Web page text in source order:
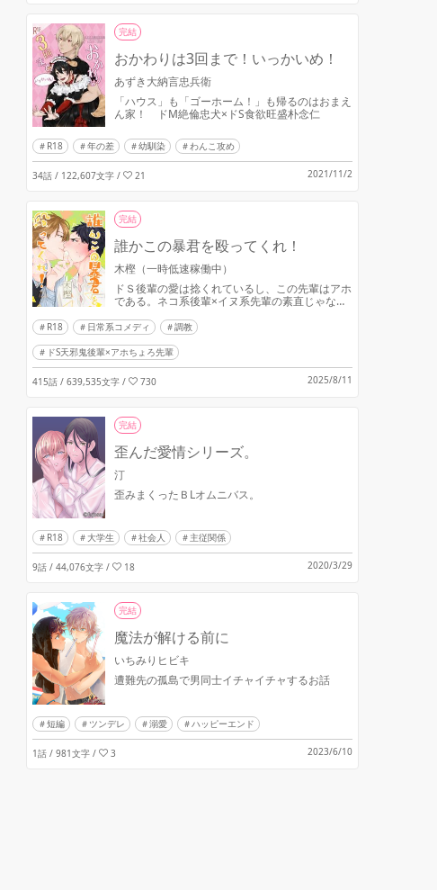
完結
おかわりは3回まで！いっかいめ！
あずき大納言忠兵衛
「ハウス」も「ゴーホーム！」も帰るのはおまえ
ん家！ ドM絶倫忠犬×ドS食欲旺盛朴念仁
R18 年の差 幼馴染 わんこ攻め
34話 / 122,607文字 / 21 2021/11/2
完結
誰かこの暴君を殴ってくれ！
木樫（一時低速稼働中）
ドＳ後輩の愛は捻くれているし、この先輩はアホ
である。ネコ系後輩×イヌ系先輩の素直じゃない
R18 日常系コメディ
調教
ドS天邪鬼後輩×アホちょろ先輩
415話 / 639,535文字 / 730 2025/8/11
完結
歪んだ愛情シリーズ。
汀
歪みまくったＢLオムニバス。
R18 大学生 社会人 主従関係
9話 / 44,076文字 / 18 2020/3/29
完結
魔法が解ける前に
いちみりヒビキ
遭難先の孤島で男同士イチャイチャするお話
短編 ツンデレ 溺愛 ハッピーエンド
1話 / 981文字 / 3 2023/6/10